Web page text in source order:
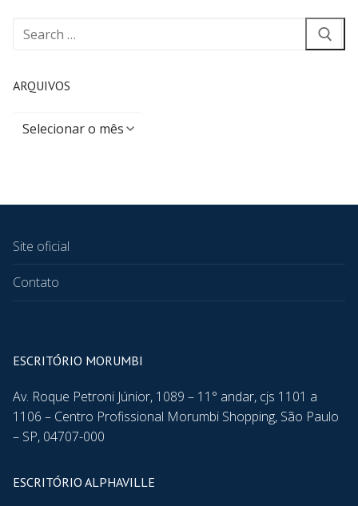
ARQUIVOS
Site oficial
Contato
ESCRITÓRIO MORUMBI
Av. Roque Petroni Júnior, 1089 – 11° andar, cjs 1101 a
1106 – Centro Profissional Morumbi Shopping, São Paulo
– SP, 04707-000
ESCRITÓRIO ALPHAVILLE